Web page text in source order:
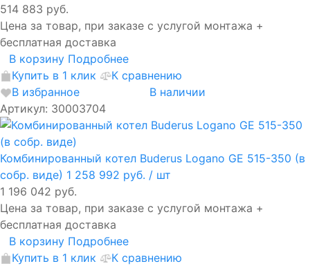
514 883 руб.
Цена за товар, при заказе с услугой монтажа +
бесплатная доставка
В корзину Подробнее
Купить в 1 клик
К сравнению
В избранное
В наличии
Артикул: 30003704
Комбинированный котел Buderus Logano GE 515-350 (в
собр. виде) 1 258 992 руб. / шт
1 196 042 руб.
Цена за товар, при заказе с услугой монтажа +
бесплатная доставка
В корзину Подробнее
Купить в 1 клик
К сравнению